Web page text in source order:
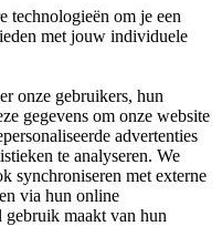
technologieën om je een
met jouw individuele
onze gebruikers, hun
gegevens om onze website
advertenties
te analyseren. We
synchroniseren met externe
via hun online
gebruik maakt van hun